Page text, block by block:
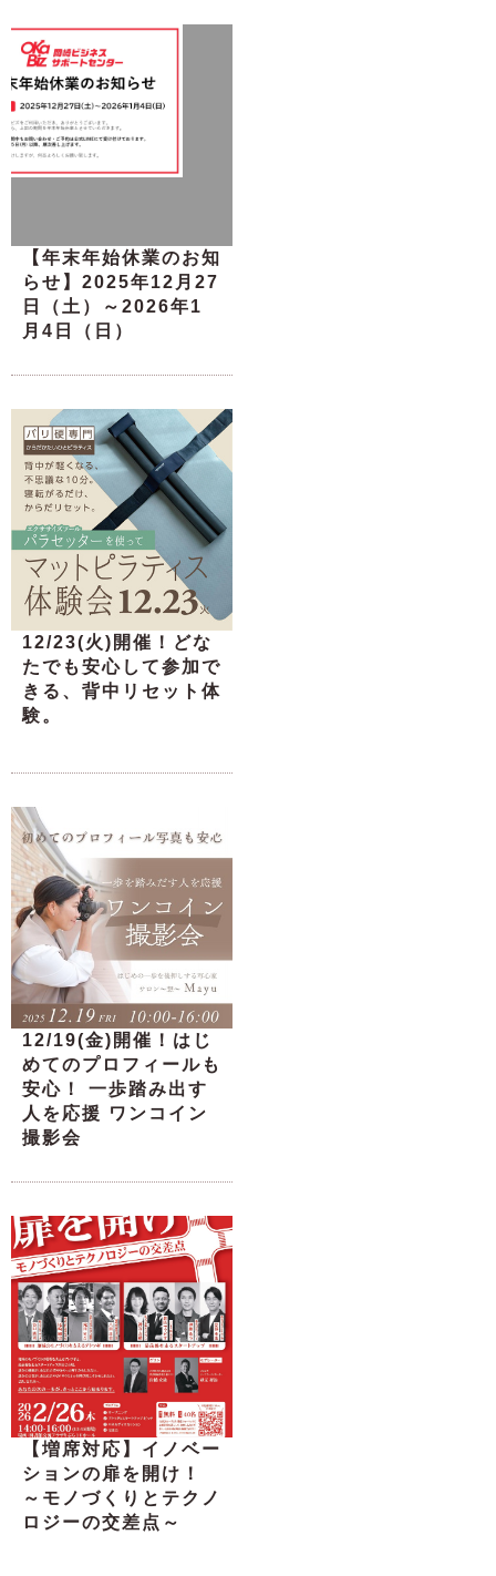
【年末年始休業のお知
らせ】2025年12月27
日（土）～2026年1
月4日（日）
12/23(火)開催！どな
たでも安心して参加で
きる、背中リセット体
験。
12/19(金)開催！はじ
めてのプロフィールも
安心！ 一歩踏み出す
人を応援 ワンコイン
撮影会
【増席対応】イノベー
ションの扉を開け！
～モノづくりとテクノ
ロジーの交差点～